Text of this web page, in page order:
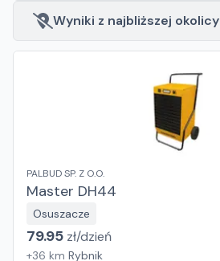
Wyniki z najbliższej okolicy
PALBUD SP. Z O.O.
Master DH44
Osuszacze
79.95 zł/dzień
+36 km Rybnik